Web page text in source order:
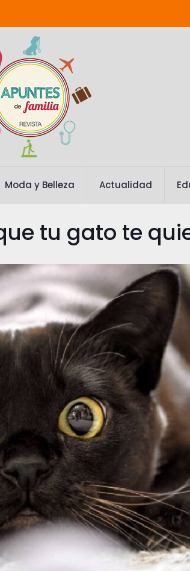
Moda y Belleza Actualidad
tu gato te